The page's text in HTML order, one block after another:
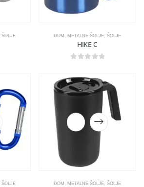
ŠOLJE DOM , METALNE ŠOLJE, ŠOLJE
HIKE C
ŠOLJE DOM , METALNE ŠOLJE, ŠOLJE